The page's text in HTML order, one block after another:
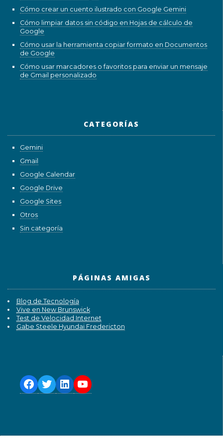
Cómo crear un cuento ilustrado con Google Gemini
Cómo limpiar datos sin código en Hojas de cálculo de
Google
Cómo usar la herramienta copiar formato en Documentos
de Google
Cómo usar marcadores o favoritos para enviar un mensaje
de Gmail personalizado
CATEGORÍAS
Gemini
Gmail
Google Calendar
Google Drive
Google Sites
Otros
Sin categoría
PÁGINAS AMIGAS
Blog de Tecnología
Vive en New Brunswick
Test de Velocidad Internet
Gabe Steele Hyundai Fredericton